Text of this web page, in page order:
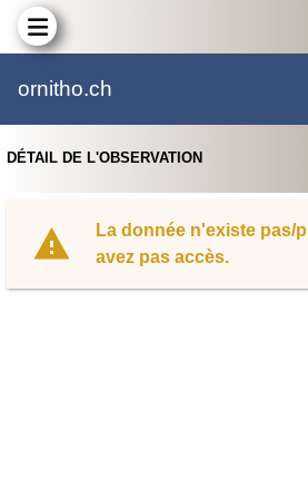
ornitho.ch
DÉTAIL DE L'OBSERVATION
La donnée n'existe pas/
avez pas accès.